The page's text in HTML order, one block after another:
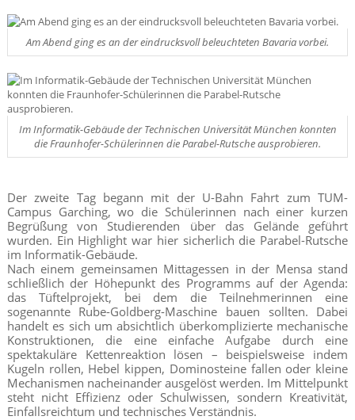
Am Abend ging es an der eindrucksvoll beleuchteten Bavaria vorbei.
Im Informatik-Gebäude der Technischen Universität München konnten
die Fraunhofer-Schülerinnen die Parabel-Rutsche ausprobieren.
Der zweite Tag begann mit der U-Bahn Fahrt zum TUM-
Campus Garching, wo die Schülerinnen nach einer kurzen
Begrüßung von Studierenden über das Gelände geführt
wurden. Ein Highlight war hier sicherlich die Parabel-Rutsche
im Informatik-Gebäude.
Nach einem gemeinsamen Mittagessen in der Mensa stand
schließlich der Höhepunkt des Programms auf der Agenda:
das Tüftelprojekt, bei dem die Teilnehmerinnen eine
sogenannte Rube-Goldberg-Maschine bauen sollten. Dabei
handelt es sich um absichtlich überkomplizierte mechanische
Konstruktionen, die eine einfache Aufgabe durch eine
spektakuläre Kettenreaktion lösen – beispielsweise indem
Kugeln rollen, Hebel kippen, Dominosteine fallen oder kleine
Mechanismen nacheinander ausgelöst werden. Im Mittelpunkt
steht nicht Effizienz oder Schulwissen, sondern Kreativität,
Einfallsreichtum und technisches Verständnis.